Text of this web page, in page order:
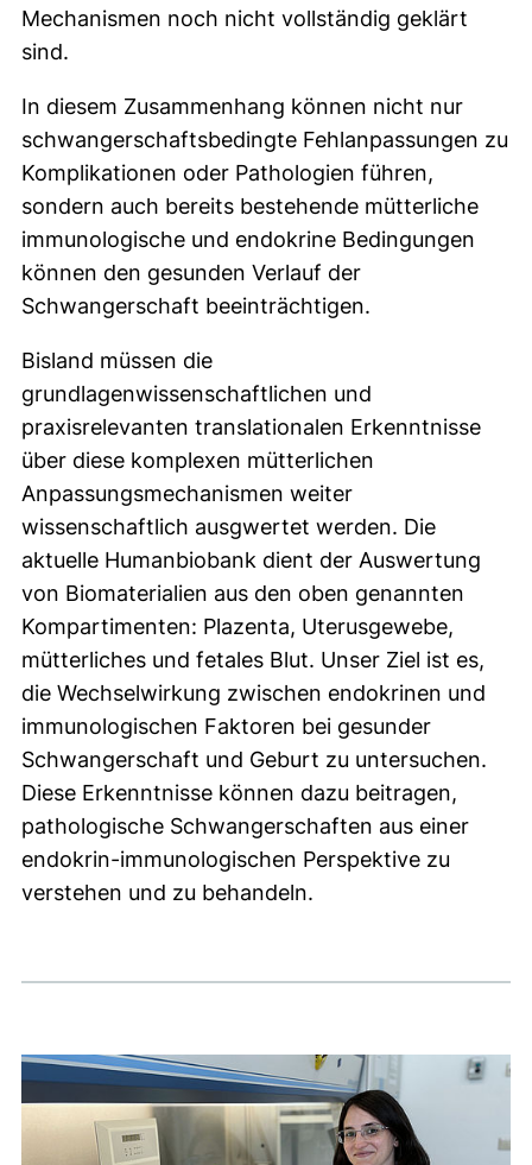
Mechanismen noch nicht vollständig geklärt
sind.
In diesem Zusammenhang können nicht nur
schwangerschaftsbedingte Fehlanpassungen zu
Komplikationen oder Pathologien führen,
sondern auch bereits bestehende mütterliche
immunologische und endokrine Bedingungen
können den gesunden Verlauf der
Schwangerschaft beeinträchtigen.
Bisland müssen die
grundlagenwissenschaftlichen und
praxisrelevanten translationalen Erkenntnisse
über diese komplexen mütterlichen
Anpassungsmechanismen weiter
wissenschaftlich ausgwertet werden. Die
aktuelle Humanbiobank dient der Auswertung
von Biomaterialien aus den oben genannten
Kompartimenten: Plazenta, Uterusgewebe,
mütterliches und fetales Blut. Unser Ziel ist es,
die Wechselwirkung zwischen endokrinen und
immunologischen Faktoren bei gesunder
Schwangerschaft und Geburt zu untersuchen.
Diese Erkenntnisse können dazu beitragen,
pathologische Schwangerschaften aus einer
endokrin-immunologischen Perspektive zu
verstehen und zu behandeln.